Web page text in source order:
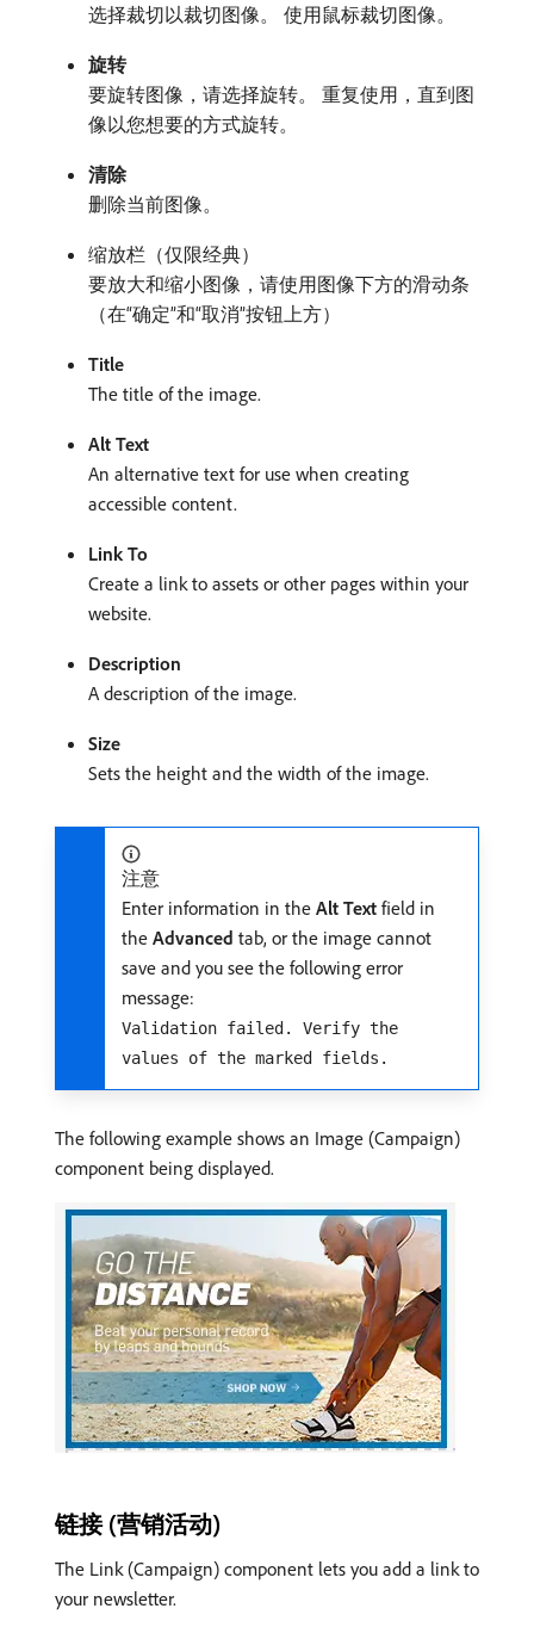
选择裁切以裁切图像。 使用鼠标裁切图像。
旋转
要旋转图像，请选择旋转。 重复使用，直到图
像以您想要的方式旋转。
清除
删除当前图像。
缩放栏（仅限经典）
要放大和缩小图像，请使用图像下方的滑动条
（在“确定”和“取消”按钮上方）
Title
The title of the image.
Alt Text
An alternative text for use when creating
accessible content.
Link To
Create a link to assets or other pages within your
website.
Description
A description of the image.
Size
Sets the height and the width of the image.
注意
Enter information in the Alt Text field in
the Advanced tab, or the image cannot
save and you see the following error
message:
Validation failed. Verify the
values of the marked fields.
The following example shows an Image (Campaign)
component being displayed.
链接 (营销活动)
The Link (Campaign) component lets you add a link to
your newsletter.